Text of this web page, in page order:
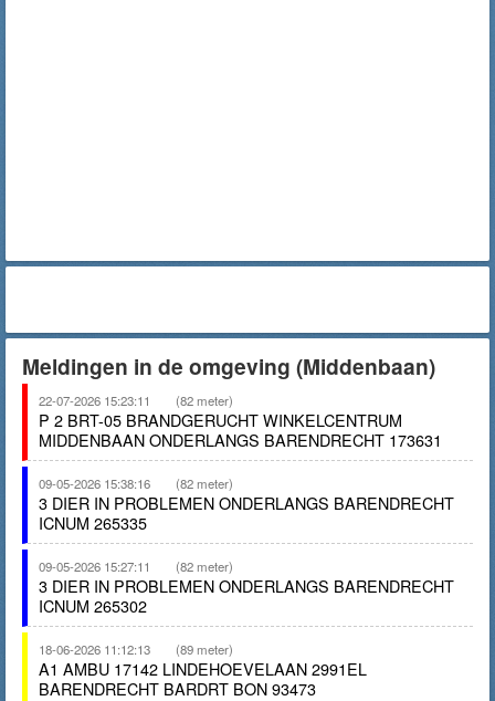
Meldingen in de omgeving (Middenbaan)
22-07-2026 15:23:11 (82 meter)
P 2 BRT-05 BRANDGERUCHT WINKELCENTRUM
MIDDENBAAN ONDERLANGS BARENDRECHT 173631
09-05-2026 15:38:16 (82 meter)
3 DIER IN PROBLEMEN ONDERLANGS BARENDRECHT
ICNUM 265335
09-05-2026 15:27:11 (82 meter)
3 DIER IN PROBLEMEN ONDERLANGS BARENDRECHT
ICNUM 265302
18-06-2026 11:12:13 (89 meter)
A1 AMBU 17142 LINDEHOEVELAAN 2991EL
BARENDRECHT BARDRT BON 93473